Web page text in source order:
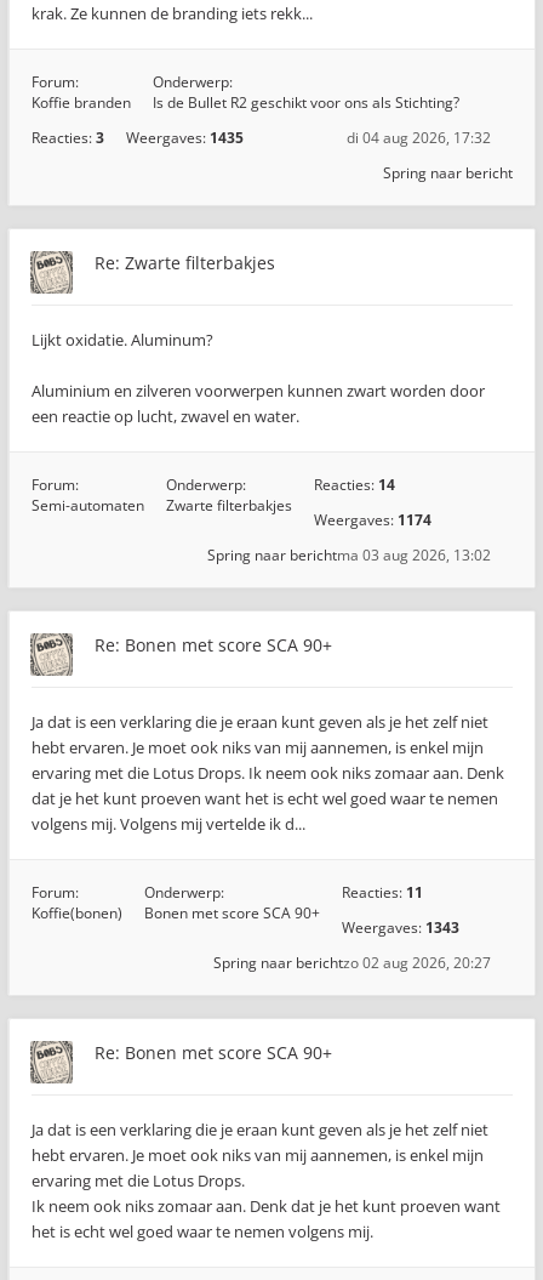
krak. Ze kunnen de branding iets rekk...
Forum:
Koffie branden
Onderwerp:
Is de Bullet R2 geschikt voor ons als Stichting?
Reacties:3 Weergaves: 1435
di 04 aug 2026, 17:32
Spring naar bericht
Re: Zwarte filterbakjes
Lijkt oxidatie. Aluminum?
Aluminium en zilveren voorwerpen kunnen zwart worden door
een reactie op lucht, zwavel en water.
Forum:
Semi-automaten
Onderwerp:
Zwarte filterbakjes
Reacties: 14
Weergaves: 1174
ma 03 aug 2026, 13:02
Spring naar bericht
Re: Bonen met score SCA 90+
Ja dat is een verklaring die je eraan kunt geven als je het zelf niet
hebt ervaren. Je moet ook niks van mij aannemen, is enkel mijn
ervaring met die Lotus Drops. Ik neem ook niks zomaar aan. Denk
dat je het kunt proeven want het is echt wel goed waar te nemen
volgens mij. Volgens mij vertelde ik d...
Forum:
Koffie(bonen)
Onderwerp:
Bonen met score SCA 90+
Reacties: 11
Weergaves: 1343
zo 02 aug 2026, 20:27
Spring naar bericht
Re: Bonen met score SCA 90+
Ja dat is een verklaring die je eraan kunt geven als je het zelf niet
hebt ervaren. Je moet ook niks van mij aannemen, is enkel mijn
ervaring met die Lotus Drops.
Ik neem ook niks zomaar aan. Denk dat je het kunt proeven want
het is echt wel goed waar te nemen volgens mij.